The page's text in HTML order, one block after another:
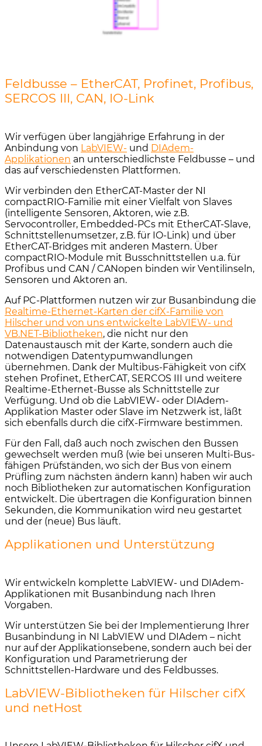
Feldbusse – EtherCAT, Profinet, Profibus,
SERCOS III, CAN, IO-Link
Wir verfügen über langjährige Erfahrung in der
Anbindung von LabVIEW- und DIAdem-
Applikationen an unterschiedlichste Feldbusse – und
das auf verschiedensten Plattformen.
Wir verbinden den EtherCAT-Master der NI
compactRIO-Familie mit einer Vielfalt von Slaves
(intelligente Sensoren, Aktoren, wie z.B.
Servocontroller, Embedded-PCs mit EtherCAT-Slave,
Schnittstellenumsetzer, z.B. für IO-Link) und über
EtherCAT-Bridges mit anderen Mastern. Über
compactRIO-Module mit Busschnittstellen u.a. für
Profibus und CAN / CANopen binden wir Ventilinseln,
Sensoren und Aktoren an.
Auf PC-Plattformen nutzen wir zur Busanbindung die
Realtime-Ethernet-Karten der cifX-Familie von
Hilscher und von uns entwickelte LabVIEW- und
VB.NET-Bibliotheken, die nicht nur den
Datenaustausch mit der Karte, sondern auch die
notwendigen Datentypumwandlungen
übernehmen. Dank der Multibus-Fähigkeit von cifX
stehen Profinet, EtherCAT, SERCOS III und weitere
Realtime-Ethernet-Busse als Schnittstelle zur
Verfügung. Und ob die LabVIEW- oder DIAdem-
Applikation Master oder Slave im Netzwerk ist, läßt
sich ebenfalls durch die cifX-Firmware bestimmen.
Für den Fall, daß auch noch zwischen den Bussen
gewechselt werden muß (wie bei unseren Multi-Bus-
fähigen Prüfständen, wo sich der Bus von einem
Prüfling zum nächsten ändern kann) haben wir auch
noch Bibliotheken zur automatischen Konfiguration
entwickelt. Die übertragen die Konfiguration binnen
Sekunden, die Kommunikation wird neu gestartet
und der (neue) Bus läuft.
Applikationen und Unterstützung
Wir entwickeln komplette LabVIEW- und DIAdem-
Applikationen mit Busanbindung nach Ihren
Vorgaben.
Wir unterstützen Sie bei der Implementierung Ihrer
Busanbindung in NI LabVIEW und DIAdem – nicht
nur auf der Applikationsebene, sondern auch bei der
Konfiguration und Parametrierung der
Schnittstellen-Hardware und des Feldbusses.
LabVIEW-Bibliotheken für Hilscher cifX
und netHost